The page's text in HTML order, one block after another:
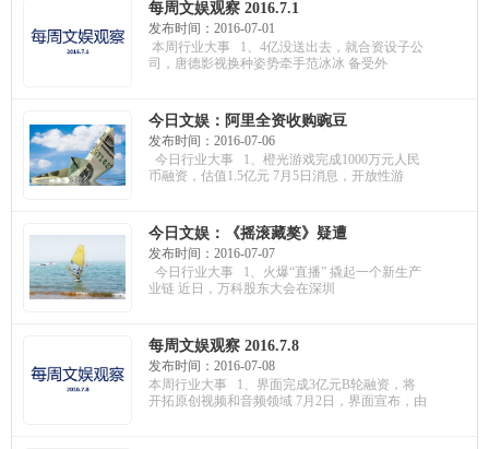
每周文娱观察 2016.7.1
发布时间：2016-07-01
本周行业大事 1、4亿没送出去，就合资设子公
司，唐德影视换种姿势牵手范冰冰 备受外
今日文娱：阿里全资收购豌豆
荚；互联网金融走向移动直播
时代；里约奥运会将推出VR直
播
发布时间：2016-07-06
今日行业大事 1、橙光游戏完成1000万元人民
币融资，估值1.5亿元 7月5日消息，开放性游
今日文娱：《摇滚藏獒》疑遭
封杀,郑钧6年心血成商战炮
灰；“好声音”更名《中国新歌
声》；腾讯牵手故宫博物院
发布时间：2016-07-07
今日行业大事 1、火爆“直播” 撬起一个新生产
业链 近日，万科股东大会在深圳
每周文娱观察 2016.7.8
发布时间：2016-07-08
本周行业大事 1、界面完成3亿元B轮融资，将
开拓原创视频和音频领域 7月2日，界面宣布，由